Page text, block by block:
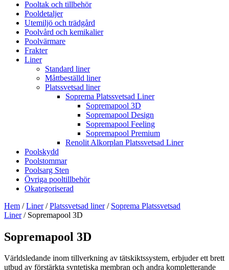
Pooltak och tillbehör
Pooldetaljer
Utemiljö och trädgård
Poolvård och kemikalier
Poolvärmare
Frakter
Liner
Standard liner
Måttbeställd liner
Platssvetsad liner
Soprema Platssvetsad Liner
Sopremapool 3D
Sopremapool Design
Sopremapool Feeling
Sopremapool Premium
Renolit Alkorplan Platssvetsad Liner
Poolskydd
Poolstommar
Poolsarg Sten
Övriga pooltillbehör
Okategoriserad
Hem /Liner/Platssvetsad liner/ Soprema Platssvetsad
Liner/ Sopremapool 3D
Sopremapool 3D
Världsledande inom tillverkning av tätskiktssystem, erbjuder ett brett
utbud av förstärkta syntetiska membran och andra kompletterande